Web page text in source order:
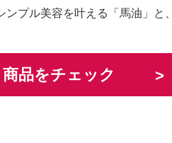
プル美容を叶える「馬油」と
品をチェック